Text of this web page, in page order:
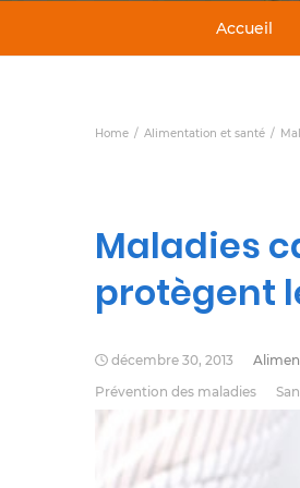
Accueil
Home Alimentation et santé
Maladies
protègent
décembre 30, 2013
Prévention des maladies